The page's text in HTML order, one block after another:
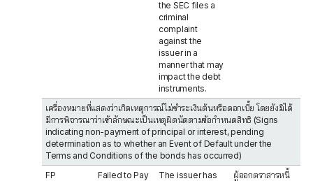
the SEC files a
criminal
complaint
against the
issuer in a
manner that may
impact the debt
instruments.
เครื่องหมายที่แสดงว่าเกิดเหตุการณ์ไม่ชำระเงินต้นหรือดอกเบี้ย โดยยังมิได้
มีการพิจารณาว่าเข้าลักษณะเป็นเหตุผิดนัดตามข้อกำหนดสิทธิ (Signs
indicating non-payment of principal or interest, pending
determination as to whether an Event of Default under the
Terms and Conditions of the bonds has occurred)
FP
Failed to Pay
The issuer has
ผู้ออกตราสารหนี้